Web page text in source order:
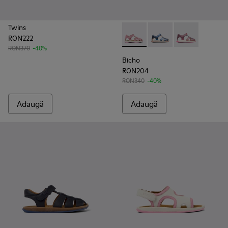
Twins
RON222
RON370 -40%
Adaugă
Bicho - K800363-013 - Pink
Bicho - K800363-004
Bicho -
Bicho
RON204
RON340 -40%
Adaugă